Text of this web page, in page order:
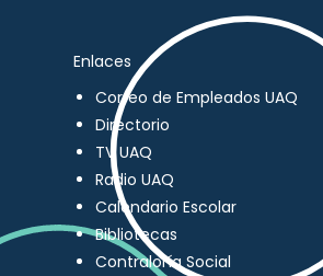
Enlaces
Correo de Empleados UAQ
Directorio
TV UAQ
Radio UAQ
Calendario Escolar
Bibliotecas
Contraloría Social